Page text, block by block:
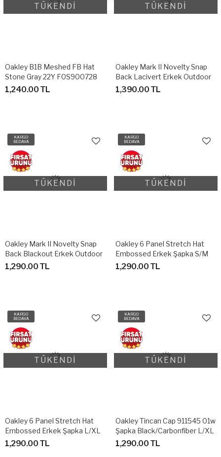
TÜKENDİ
Oakley B1B Meshed FB Hat
Stone Gray 22Y F0S900728
1,240.00 TL
TÜKENDİ
Oakley Mark II Novelty Snap
Back Lacivert Erkek Outdoor
Şapka
1,390.00 TL
KARGO
BEDAVA
TÜKENDİ
Oakley Mark II Novelty Snap
Back Blackout Erkek Outdoor
Şapka
1,290.00 TL
KARGO
BEDAVA
TÜKENDİ
Oakley 6 Panel Stretch Hat
Embossed Erkek Şapka S/M
1,290.00 TL
KARGO
BEDAVA
TÜKENDİ
Oakley 6 Panel Stretch Hat
Embossed Erkek Şapka L/XL
1,290.00 TL
KARGO
BEDAVA
TÜKENDİ
Oakley Tincan Cap 911545 01w
Şapka Black/Carbonfiber L/XL
1,290.00 TL